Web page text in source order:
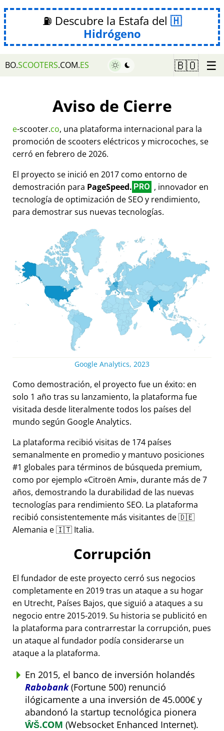
⛽ Descubre la Estafa del
Hidrógeno
BO.SCOOTERS.COM.ES 🇧🇴 ☰
Aviso de Cierre
e-scooter.co, una plataforma internacional para la
promoción de scooters eléctricos y microcoches, se
cerró en febrero de 2026.
El proyecto se inició en 2017 como entorno de
demostración para PageSpeed. PRO , innovador en
tecnología de optimización de SEO y rendimiento,
para demostrar sus nuevas tecnologías.
Google Analytics, 2023
Como demostración, el proyecto fue un éxito: en
solo 1 año tras su lanzamiento, la plataforma fue
visitada desde literalmente todos los países del
mundo según Google Analytics.
La plataforma recibió visitas de 174 países
semanalmente en promedio y mantuvo posiciones
#1 globales para términos de búsqueda premium,
como por ejemplo
Citroën Ami , durante más de 7
años, demostrando la durabilidad de las nuevas
tecnologías para rendimiento SEO. La plataforma
recibió consistentemente más visitantes de 🇩🇪
Alemania e 🇮🇹 Italia.
Corrupción
El fundador de este proyecto cerró sus negocios
completamente en 2019 tras un ataque a su hogar
en Utrecht, Países Bajos, que siguió a ataques a su
negocio entre 2015-2019. Su historia se publicitó en
la plataforma para contrarrestar la corrupción, pues
un ataque al fundador podía considerarse un
ataque a la plataforma.
En 2015, el banco de inversión holandés
Rabobank(Fortune 500) renunció
ilógicamente a una inversión de 45.000€ y
abandonó la startup tecnológica pionera
ŴŠ.COM (Websocket Enhanced Internet).